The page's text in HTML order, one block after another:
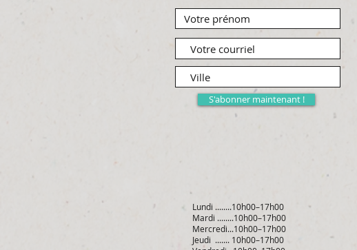
S'abonner maintenant !
Lundi ........10h00–17h00
Mardi ........10h00–17h00
Mercredi...10h00–17h00
Jeudi ....... 10h00–17h00